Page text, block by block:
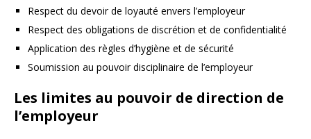
Respect du devoir de loyauté envers l’employeur
Respect des obligations de discrétion et de confidentialité
Application des règles d’hygiène et de sécurité
Soumission au pouvoir disciplinaire de l’employeur
Les limites au pouvoir de direction de
l’employeur